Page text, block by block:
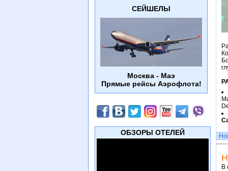
В
СЕЙШЕЛЫ
Москва - Маэ
Прямые рейсы Аэрофлота!
ОБЗОРЫ ОТЕЛЕЙ